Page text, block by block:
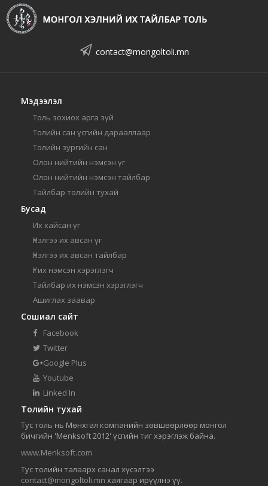
contact@mongoltoli.mn
Мэдээлэл
Толь зохиох арга зүй
Толийн сан үсгийн дарааллаар
Толийн зургийн сан
Олон нийтийн нэмсэн үг
Олон нийтийн нэмсэн тайлбар
Тайлбар толийн тухай
Бусад
Их хайсан үг
Үнэлгээ их авсан үг
Үнэлгээ их авсан тайлбар
Үг их нэмсэн хэрэглэгч
Тайлбар их нэмсэн хэрэглэгч
Ашиглах заавар
Сошиал сайт
Facebook
Twitter
Google Plus
Youtube
Linked In
Толийн тухай
Тус толь нь Мөнхгал компанийн зөвшөөрлөөр монгол
бичгийн 'Menksoft 2012' үсгийн тиг хэрэглэж байна.
www.Menksoft.com
Тус толийн талаарх санал хүсэлтээ
contact@mongoltoli.mn хаягаар ирүүлнэ үү.